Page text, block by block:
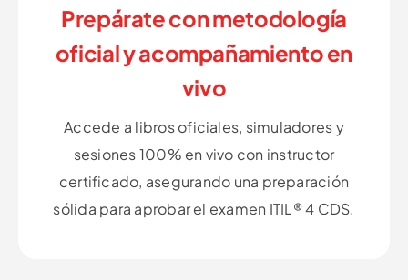
Prepárate con metodología
oficial y acompañamiento en
vivo
Accede a libros oficiales, simuladores y
sesiones 100% en vivo con instructor
certificado, asegurando una preparación
sólida para aprobar el examen ITIL® 4 CDS.